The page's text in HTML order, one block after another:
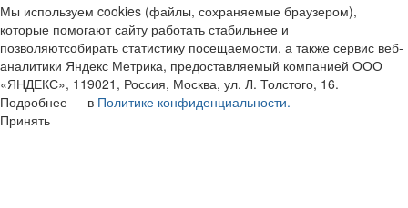
Мы используем cookies (файлы, сохраняемые браузером),
которые помогают сайту работать стабильнее и
позволяютсобирать статистику посещаемости, а также сервис веб-
аналитики Яндекс Метрика, предоставляемый компанией ООО
«ЯНДЕКС», 119021, Россия, Москва, ул. Л. Толстого, 16.
Подробнее — в Политике конфиденциальности.
Принять